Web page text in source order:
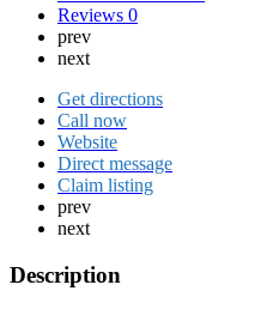
Reviews 0
prev
next
Get directions
Call now
Website
Direct message
Claim listing
prev
next
Description